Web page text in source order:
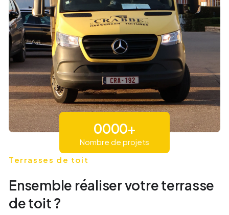
0
9
0
2
0
2
0
2
+
Nombre de projets
Terrasses de toit
Ensemble réaliser votre terrasse
de toit ?